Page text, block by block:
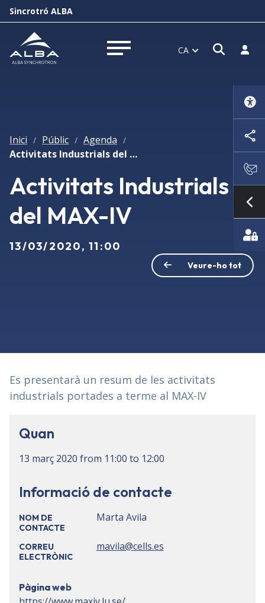
Sincrotró ALBA
Obrir menú CA Obrir
Inici / Públic / Agenda /
Activitats Industrials del MAX-IV
Activitats Industrials
del MAX-IV
13/03/2020, 11:00
Veure-ho tot
Es presentarà un resum de les activitats
industrials portades a terme al MAX-IV
Quan
13 març 2020 from 11:00 to 12:00
Informació de contacte
NOM DE
CONTACTE
Marta Avila
CORREU
ELECTRÒNIC
mavila@cells.es
Pàgina web